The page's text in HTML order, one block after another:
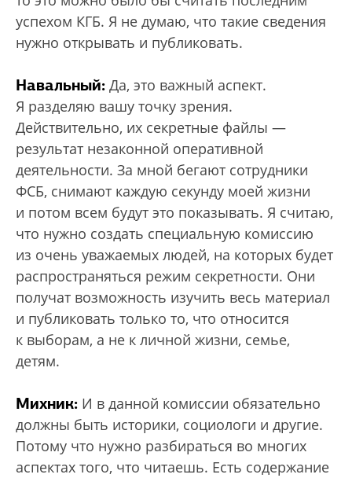
успехом КГБ. Я не думаю, что такие сведения
нужно открывать и публиковать.
Навальный: Да, это важный аспект.
Я разделяю вашу точку зрения.
Действительно, их секретные файлы —
результат незаконной оперативной
деятельности. За мной бегают сотрудники
ФСБ, снимают каждую секунду моей жизни
и потом всем будут это показывать. Я считаю,
что нужно создать специальную комиссию
из очень уважаемых людей, на которых будет
распространяться режим секретности. Они
получат возможность изучить весь материал
и публиковать только то, что относится
к выборам, а не к личной жизни, семье,
детям.
Михник: И в данной комиссии обязательно
должны быть историки, социологи и другие.
Потому что нужно разбираться во многих
аспектах того, что читаешь. Есть содержание